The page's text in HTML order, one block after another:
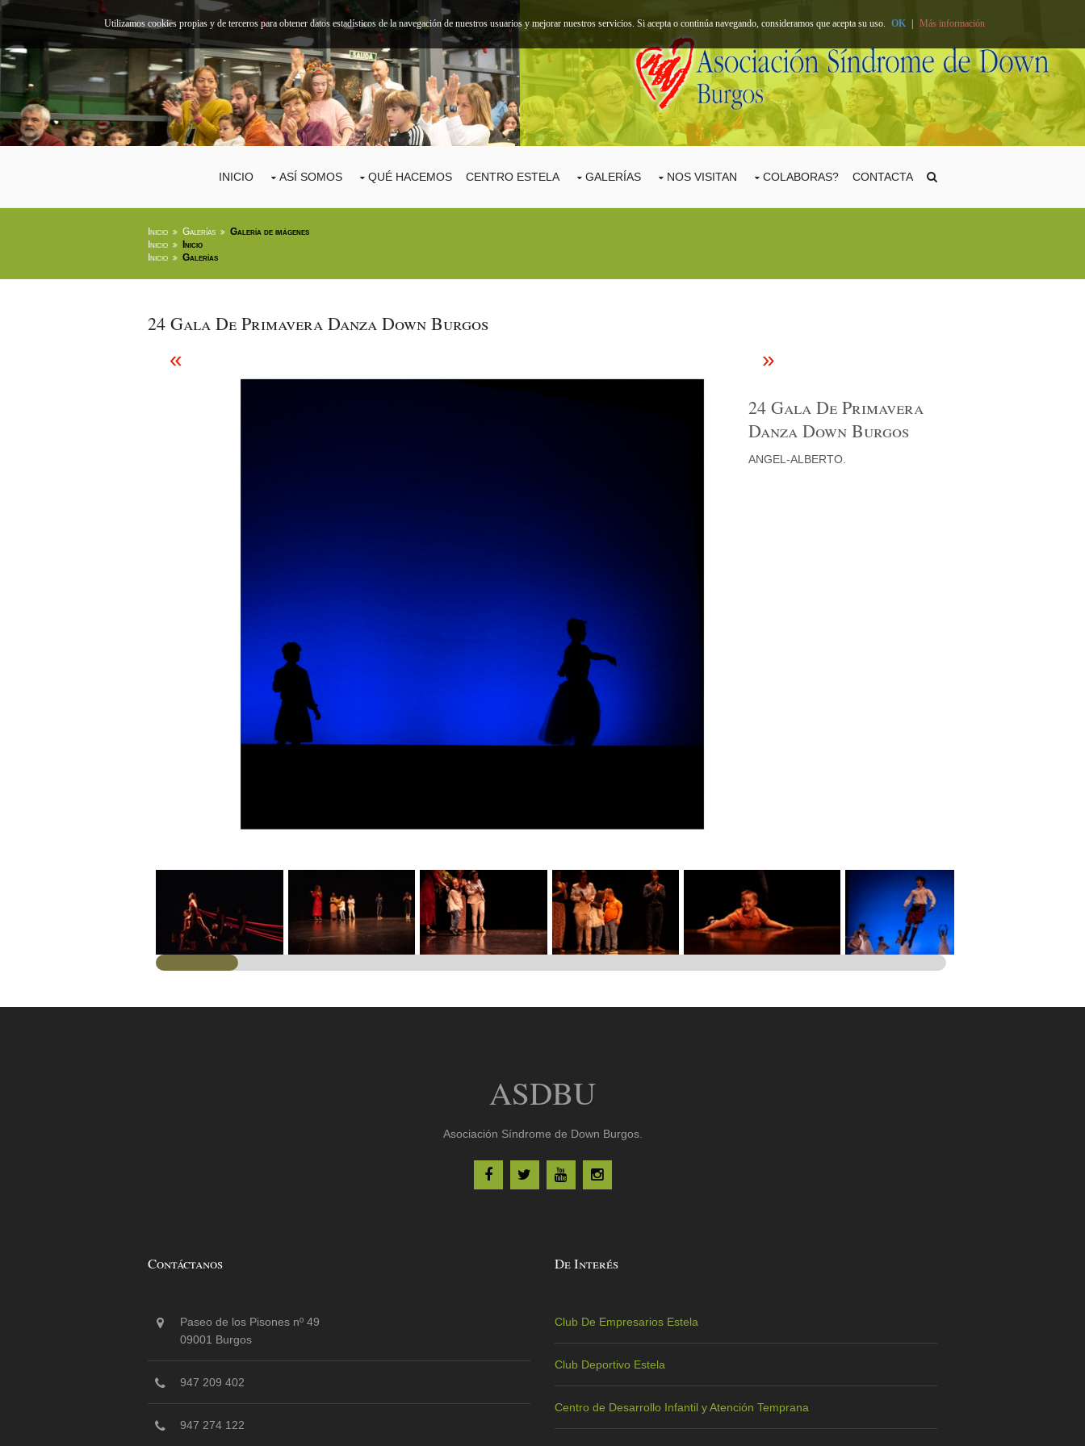
INICIO ASÍ SOMOS QUÉ HACEMOS CENTRO ESTELA GALERÍAS NOS VISITAN COLABORAS? CONTACTA
Inicio Galerías
Galería de imágenes
Inicio
Inicio
Inicio
Galerías
24 Gala De Primavera Danza Down Burgos
« »
24 Gala De Primavera
Danza Down Burgos
ANGEL-ALBERTO.
ASDBU
Asociación Síndrome de Down Burgos.
Contáctanos
Paseo de los Pisones nº 49
09001 Burgos
947 209 402
947 274 122
De Interés
Club De Empresarios Estela
Club Deportivo Estela
Centro de Desarrollo Infantil y Atención Temprana
Utilizamos cookies propias y de terceros para obtener datos estadísticos de la navegación de nuestros usuarios y mejorar nuestros servicios. Si acepta o continúa navegando, consideramos que acepta su uso. OK Más información